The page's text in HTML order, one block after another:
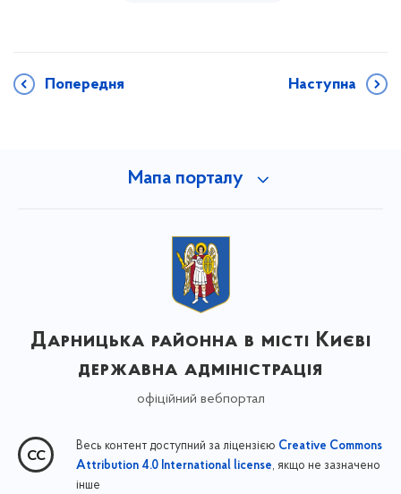
Попередня Наступна
Мапа порталу
Дарницька районна в місті Києві
державна адміністрація
офіційний вебпортал
Весь контент доступний за ліцензією Creative Commons
Attribution 4.0 International license, якщо не зазначено
інше